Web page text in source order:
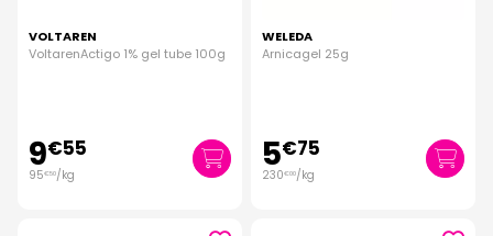
VOLTAREN
VoltarenActigo 1% gel tube 100g
9€55
95€50/kg
WELEDA
Arnicagel 25g
5€75
230€00/kg